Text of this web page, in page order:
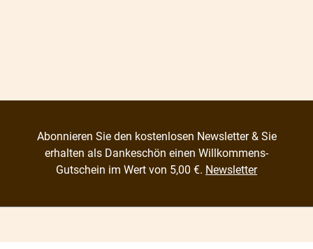
Abonnieren Sie den kostenlosen Newsletter & Sie
erhalten als Dankeschön einen Willkommens-
Gutschein im Wert von 5,00 €. Newsletter